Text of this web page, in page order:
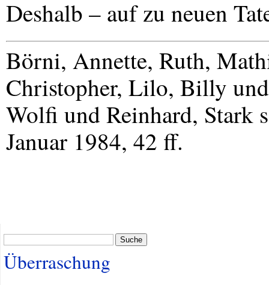
Deshalb – auf zu neuen
Börni, Annette, Ruth,
Christopher, Lilo, Billy
Wolfi und Reinhard, Stark
Januar 1984, 42 ff.
Suche
Überraschung